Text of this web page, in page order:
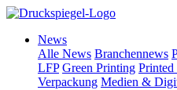
News
Alle News Branchennews
LFP Green Printing Printed
Verpackung Medien &